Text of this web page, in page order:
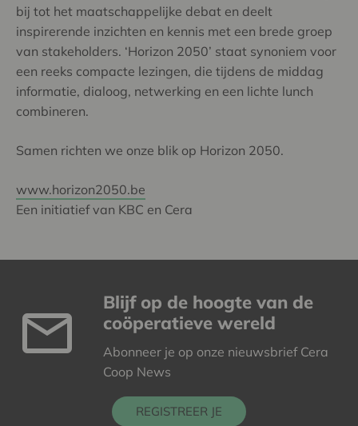
bij tot het maatschappelijke debat en deelt
inspirerende inzichten en kennis met een brede groep
van stakeholders. ‘Horizon 2050’ staat synoniem voor
een reeks compacte lezingen, die tijdens de middag
informatie, dialoog, netwerking en een lichte lunch
combineren.
Samen richten we onze blik op Horizon 2050.
www.horizon2050.be
Een initiatief van KBC en Cera
Blijf op de hoogte van de
coöperatieve wereld
Abonneer je op onze nieuwsbrief Cera
Coop News
REGISTREER JE